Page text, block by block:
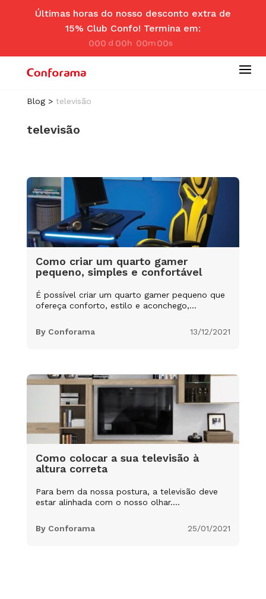
Últimas horas do nosso desconto extra de
15% Club Confo! Termina em:
000 d
ay
00hr
s
00m
in
00se
c
Blog> televisão
televisão
Como criar um quarto gamer
pequeno, simples e confortável
By Conforama| 13/12/2021
É possível criar um quarto gamer pequeno que
ofereça conforto, estilo e aconchego,...
Como colocar a sua televisão à
altura correta
By Conforama| 25/01/2021
Para bem da nossa postura, a televisão deve
estar alinhada com o nosso olhar....